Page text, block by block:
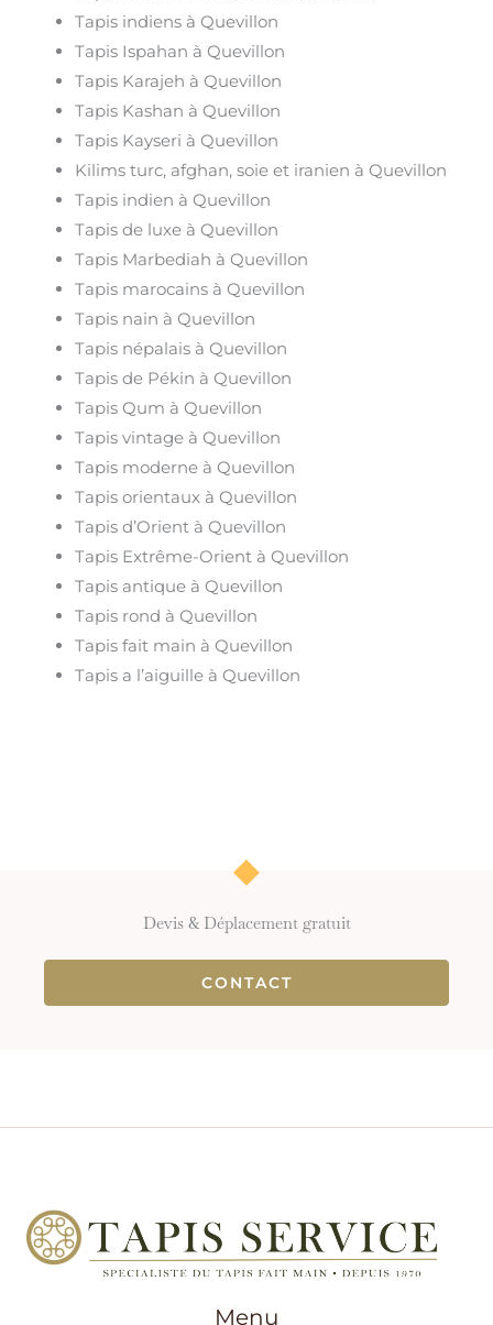
Tapis indiens à Quevillon
Tapis Ispahan à Quevillon
Tapis Karajeh à Quevillon
Tapis Kashan à Quevillon
Tapis Kayseri à Quevillon
Kilims turc, afghan, soie et iranien à Quevillon
Tapis indien à Quevillon
Tapis de luxe à Quevillon
Tapis Marbediah à Quevillon
Tapis marocains à Quevillon
Tapis nain à Quevillon
Tapis népalais à Quevillon
Tapis de Pékin à Quevillon
Tapis Qum à Quevillon
Tapis vintage à Quevillon
Tapis moderne à Quevillon
Tapis orientaux à Quevillon
Tapis d’Orient à Quevillon
Tapis Extrême-Orient à Quevillon
Tapis antique à Quevillon
Tapis rond à Quevillon
Tapis fait main à Quevillon
Tapis a l’aiguille à Quevillon
Devis & Déplacement gratuit
CONTACT
Menu